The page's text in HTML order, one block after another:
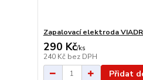
Zapalovací elektroda
290 Kč/ks
240 Kč bez DPH
Přidat